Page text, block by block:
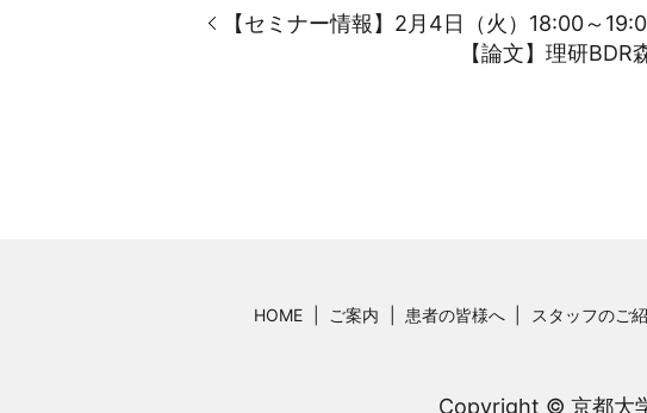
【セミナー情報】2月4日（火）18:00～
【論文】理研
HOME ご案内 患者の皆様へ スタッフのご
Copyright © 京都大